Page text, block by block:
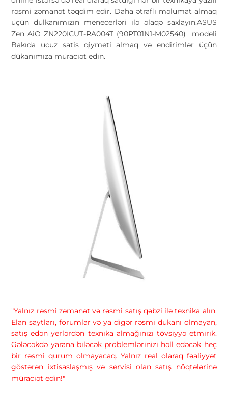
rəsmi zəmanət təqdim edir. Daha ətraflı məlumat almaq
üçün dülkanımızın menecerləri ilə əlaqə saxlayın.ASUS
Zen AiO ZN220ICUT-RA004T (90PT01N1-M02540) modeli
Bakıda ucuz satis qiymeti almaq və endirimlər üçün
dükanımıza müraciət edin.
"Yalnız rəsmi zəmanət və rəsmi satış qəbzi ilə texnika alın.
Elan saytları, forumlar və ya digər rəsmi dükanı olmayan,
satış edən yerlərdən texnika almağınızı tövsiyyə etmirik.
Gələcəkdə yarana biləcək problemlərinizi həll edəcək heç
bir rəsmi qurum olmayacaq. Yalnız real olaraq fəaliyyət
göstərən ixtisaslaşmış və servisi olan satış nöqtələrinə
müraciət edin!"